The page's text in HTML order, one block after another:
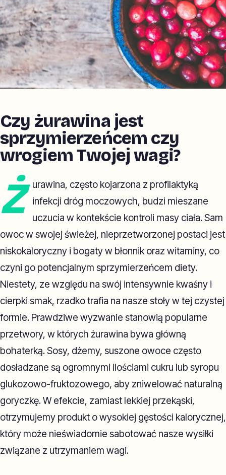
Czy żurawina jest
sprzymierzeńcem czy
wrogiem Twojej wagi?
Ż
urawina, często kojarzona z profilaktyką
infekcji dróg moczowych, budzi mieszane
uczucia w kontekście kontroli masy ciała. Sam
owoc w swojej świeżej, nieprzetworzonej postaci jest
niskokaloryczny i bogaty w błonnik oraz witaminy, co
czyni go potencjalnym sprzymierzeńcem diety.
Niestety, ze względu na swój intensywnie kwaśny i
cierpki smak, rzadko trafia na nasze stoły w tej czystej
formie. Prawdziwe wyzwanie stanowią popularne
przetwory, w których żurawina bywa główną
bohaterką. Sosy, dżemy, suszone owoce często
dosładzane są ogromnymi ilościami cukru lub syropu
glukozowo-fruktozowego, aby zniwelować naturalną
goryczkę. W efekcie, zamiast lekkiej przekąski,
otrzymujemy produkt o wysokiej gęstości kalorycznej,
który może nieświadomie sabotować nasze wysiłki
związane z utrzymaniem wagi.